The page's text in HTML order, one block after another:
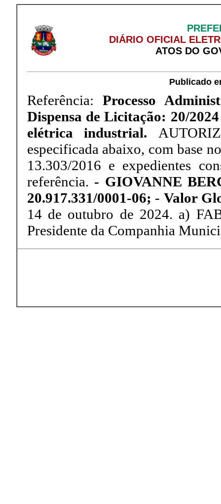
DIÁRIO OFICIAL
ATOS DO
Publicado
Referência:Processo
Dispensa de Licitação: 20/
elétrica industrial.
especificada abaixo, com base
13.303/2016 e expedientes
referência. - GIOVANNE
20.917.331/0001-06; -Valor
14 de outubro de 2024. a)
Presidente da Companhia